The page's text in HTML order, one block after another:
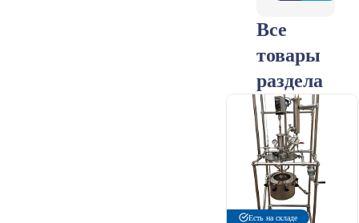
Все
товары
раздела
Есть на складе